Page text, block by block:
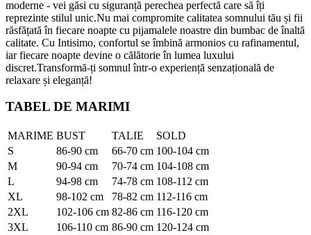
moderne - vei găsi cu siguranță perechea perfectă care să îți
reprezinte stilul unic.Nu mai compromite calitatea somnului tău și fii
răsfățată în fiecare noapte cu pijamalele noastre din bumbac de înaltă
calitate. Cu Intisimo, confortul se îmbină armonios cu rafinamentul,
iar fiecare noapte devine o călătorie în lumea luxului
discret.Transformă-ți somnul într-o experiență senzațională de
relaxare și eleganță!
TABEL DE MARIMI
MARIME BUST TALIE
SOLD
S
86-90 cm 66-70 cm 100-104 cm
M
90-94 cm 70-74 cm 104-108 cm
L
94-98 cm 74-78 cm 108-112 cm
XL
98-102 cm 78-82 cm 112-116 cm
2XL
102-106 cm 82-86 cm 116-120 cm
3XL
106-110 cm 86-90 cm 120-124 cm